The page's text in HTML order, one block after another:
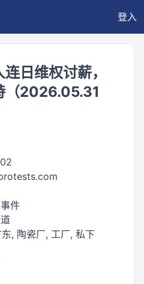
登入
日维权讨薪，
（2026.05.31
件
, 陶瓷厂, 工厂, 私下